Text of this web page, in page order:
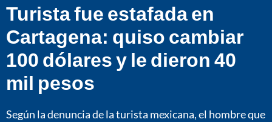
Turista fue estafada en
Cartagena: quiso cambiar
100 dólares y le dieron 40
mil pesos
Según la denuncia de la turista mexicana, el hombre que